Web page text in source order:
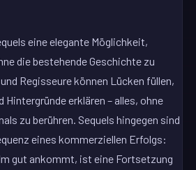
eine elegante Möglichkeit,
die bestehende Geschichte zu
Regisseure können Lücken füllen,
Hintergründe erklären – alles, ohne
zu berühren. Sequels hingegen sind
eines kommerziellen Erfolgs:
gut ankommt, ist eine Fortsetzung